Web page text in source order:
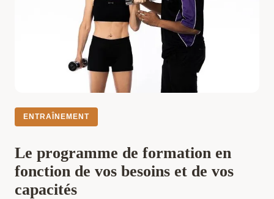
ENTRAÎNEMENT
Le programme de formation en
fonction de vos besoins et de vos
capacités